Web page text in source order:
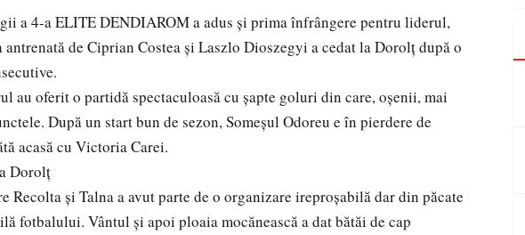
a 4-a ELITE DENDIAROM a adus și prima înfrângere pentru liderul,
antrenată de Ciprian Costea și Laszlo Dioszegyi a cedat la Dorolț după o
au oferit o partidă spectaculoasă cu șapte goluri din care, oșenii, mai
După un start bun de sezon, Someșul Odoreu e în pierdere de
acasă cu Victoria Carei.
Dorolț
Recolta și Talna a avut parte de o organizare ireproșabilă dar din păcate
fotbalului. Vântul și apoi ploaia mocănească a dat bătăi de cap